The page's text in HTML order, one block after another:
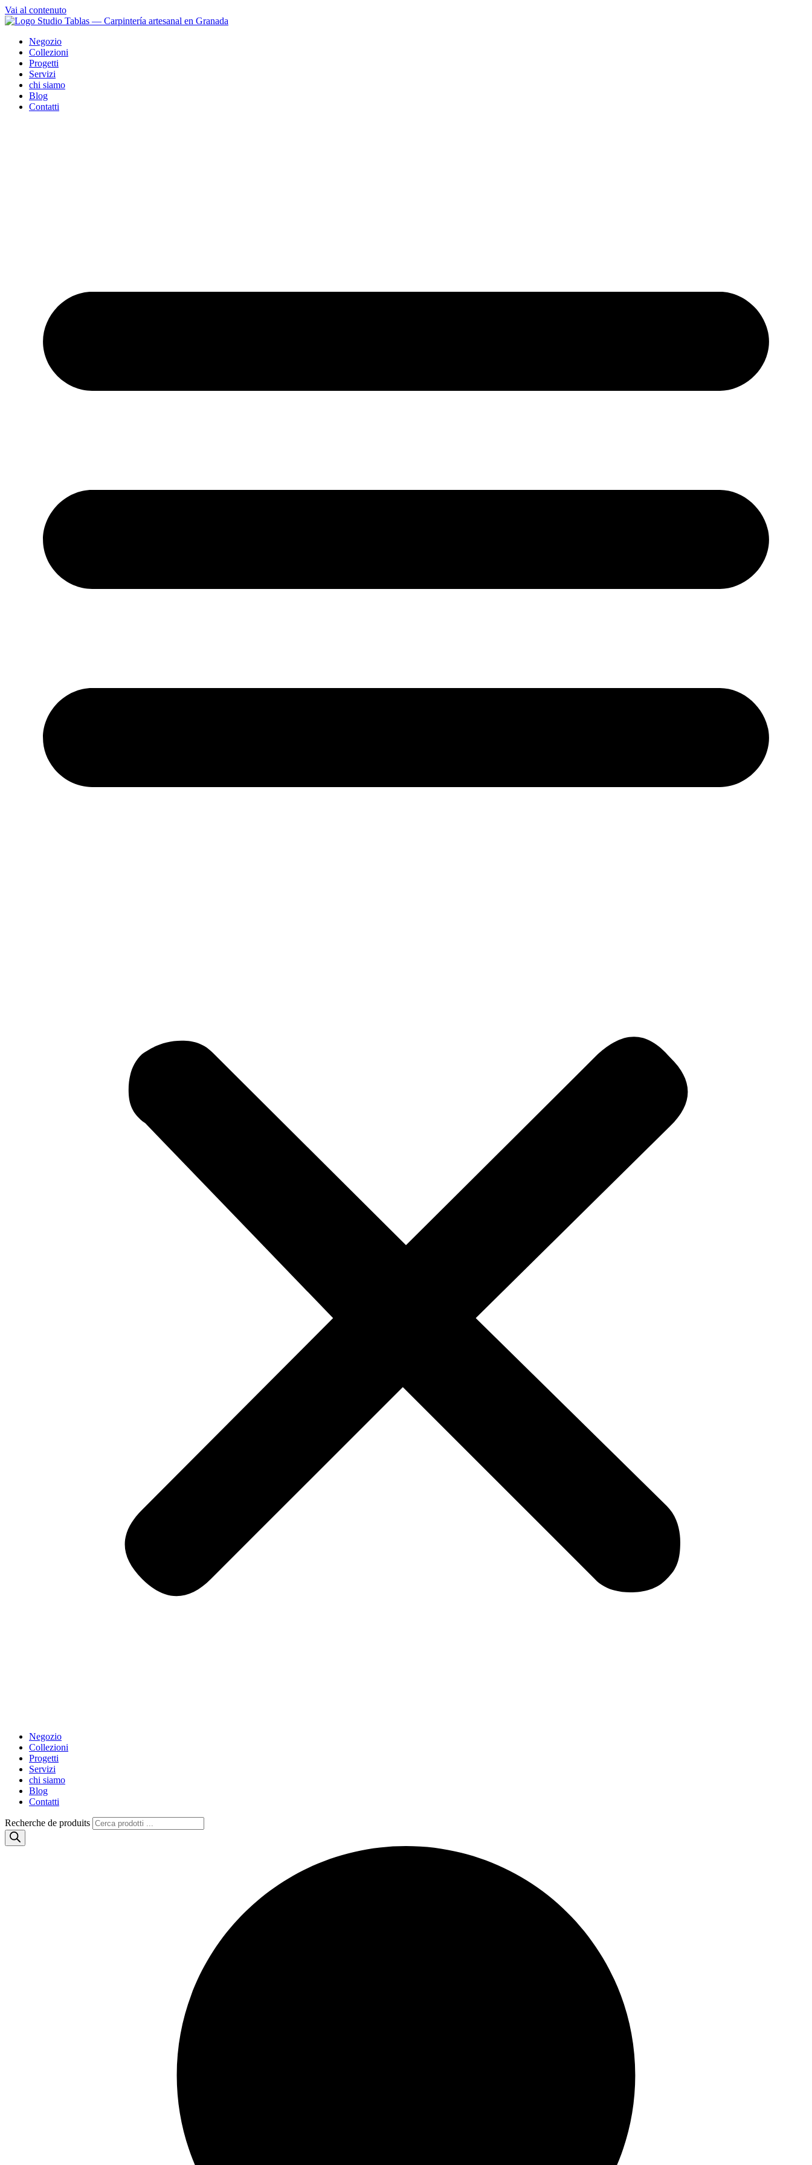
Vai al contenuto
Negozio
Collezioni
Progetti
Servizi
chi siamo
Blog
Contatti
Negozio
Collezioni
Progetti
Servizi
chi siamo
Blog
Contatti
Recherche de produits